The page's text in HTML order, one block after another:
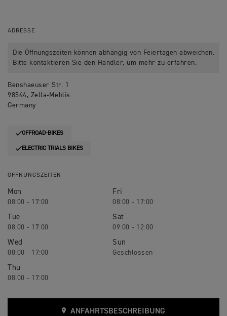
ADRESSE
Die Öffnungszeiten können abhängig von Feiertagen abweichen.
Bitte kontaktieren Sie den Händler, um mehr zu erfahren.
Benshaeuser Str. 1
98544, Zella-Mehlis
Germany
OFFROAD-BIKES
ELECTRIC TRIALS BIKES
ÖFFNUNGSZEITEN
Mon
08:00 - 17:00
Tue
08:00 - 17:00
Wed
08:00 - 17:00
Thu
08:00 - 17:00
Fri
08:00 - 17:00
Sat
09:00 - 12:00
Sun
Geschlossen
ANFAHRTSBESCHREIBUNG